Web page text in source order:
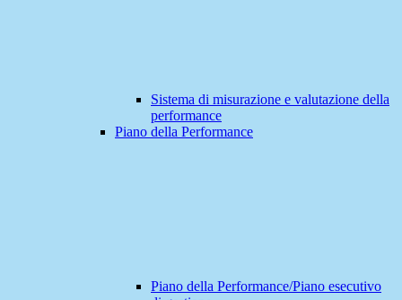
Sistema di misurazione e valutazione della
performance
Piano della Performance
Piano della Performance/Piano esecutivo